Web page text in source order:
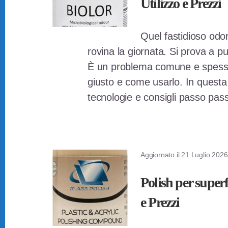
Utilizzo e Prezzi
Quel fastidioso
rovina la giornata. Si prova a
È un problema comune e
giusto e come usarlo. In
tecnologie e consigli passo
Aggiornato il 21 Luglio 2026
Polish per
e Prezzi